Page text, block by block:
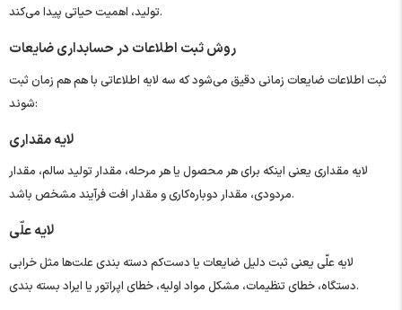
تولید، اهمیت حیاتی پیدا می‌کند.
روش ثبت اطلاعات در حسابداری ضایعات
ثبت اطلاعات ضایعات زمانی دقیق می‌شود که سه لایه اطلاعاتی با هم هم‌ زمان ثبت
شوند:
لایه مقداری
لایه مقداری یعنی اینکه برای هر محصول یا هر مرحله، مقدار تولید سالم، مقدار
مردودی، مقدار دوباره‌کاری و مقدار افت فرآیند مشخص باشد.
لایه علّی
لایه علّی یعنی ثبت دلیل ضایعات یا دست‌کم دسته ‌بندی علت‌ها مثل خرابی
دستگاه، خطای تنظیمات، مشکل مواد اولیه، خطای اپراتور یا ایراد بسته ‌بندی.